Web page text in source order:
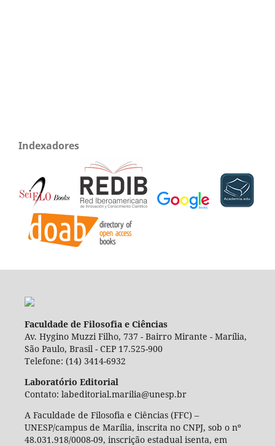
Indexadores
Faculdade de Filosofia e Ciências
Av. Hygino Muzzi Filho, 737 - Bairro Mirante - Marília,
São Paulo, Brasil - CEP 17.525-900
Telefone: (14) 3414-6932
Laboratório Editorial
Contato: labeditorial.marilia@unesp.br
A Faculdade de Filosofia e Ciências (FFC) –
UNESP/campus de Marília, inscrita no CNPJ, sob o nº
48.031.918/0008-09, inscrição estadual isenta, em